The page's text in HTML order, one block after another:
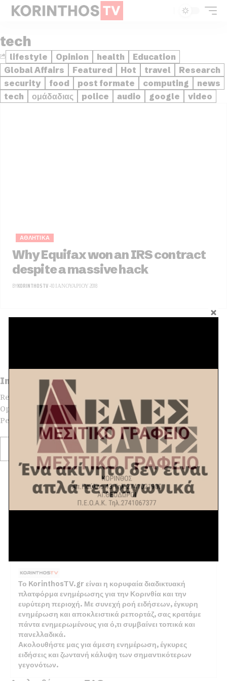
tech
lifestyle Opinion health
Education
Global Affairs
Featured Hot travel
Research
security
food post formate computing
news
tech
ομάδαδιας police audio google video
ΑΘΛΗΤΙΚΑ
Why Equifax won an IRS contract
despite a massive hack
BYKORINTHOSTV 10 ΙΑΝΟΥΑΡΊΟΥ 2018
Impressive Mobile First Website Builder
Ready for Core Web Vitals, Support for Elementor, With 1000+
Options Allows to Create Any Imaginable Website. It is the
Perfect Choice for Professional Publishers.
Explore Now
ΈΚΤΑΚΤΟ
Πέντε σεισμικές δονήσεις σήμερα
στην Κορινθία
Το KorinthosTV.gr είναι η κορυφαία διαδικτυακή
πλατφόρμα ενημέρωσης για την Κορινθία και την
ευρύτερη περιοχή. Με συνεχή ροή ειδήσεων, έγκυρη
ενημέρωση και αποκλειστικά ρεπορτάζ, σας κρατάμε
πάντα ενημερωμένους για ό,τι συμβαίνει τοπικά και
πανελλαδικά.
Ακολουθήστε μας για άμεση ενημέρωση, έγκυρες
ειδήσεις και ζωντανή κάλυψη των σημαντικότερων
γεγονότων.